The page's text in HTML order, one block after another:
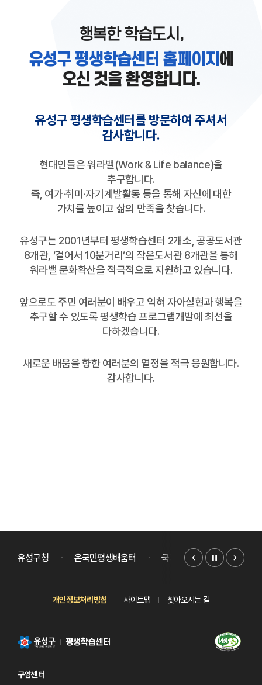
행복한 학습도시,
유성구 평생학습센터 홈페이지 에
오신 것을 환영합니다.
유성구 평생학습센터를 방문하여 주셔서
감사합니다.
현대인들은 워라밸(Work & Life balance)을
추구합니다.
즉, 여가·취미·자기계발활동 등을 통해 자신에 대한
가치를 높이고 삶의 만족을 찾습니다.
유성구는 2001년부터 평생학습센터 2개소, 공공도서관
8개관, ‘걸어서 10분거리’의 작은도서관 8개관을 통해
워라밸 문화확산을 적극적으로 지원하고 있습니다.
앞으로도 주민 여러분이 배우고 익혀 자아실현과 행복을
추구할 수 있도록 평생학습 프로그램개발에 최선을
다하겠습니다.
새로운 배움을 향한 여러분의 열정을 적극 응원합니다.
감사합니다.
유성구청 온국민평생배움터 국가평생교육진흥원
개인정보처리방침 사이트맵 찾아오시는 길
구암센터